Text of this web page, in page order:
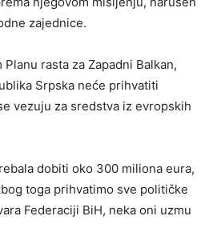
zajednice.
rasta za Zapadni Balkan,
Srpska neće prihvatiti
vezuju za sredstva iz evropskih
dobiti oko 300 miliona eura,
toga prihvatimo sve političke
Federaciji BiH, neka oni uzmu